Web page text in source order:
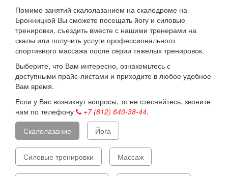
Помимо занятий скалолазанием на скалодроме на
Бронницкой Вы сможете посещать йогу и силовые
тренировки, съездить вместе с нашими тренерами на
скалы или получить услуги профессионального
спортивного массажа после серии тяжелых тренировок.
Выберите, что Вам интересно, ознакомьтесь с
доступными прайс-листами и приходите в любое удобное
Вам время.
Если у Вас возникнут вопросы, то не стесняйтесь, звоните
нам по телефону
+7 (812) 640-38-44.
Скалолазание
Йога
Силовые тренировки Массаж